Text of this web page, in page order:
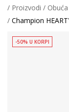
Proizvodi
Obuća
Champion
-50% U KORPI